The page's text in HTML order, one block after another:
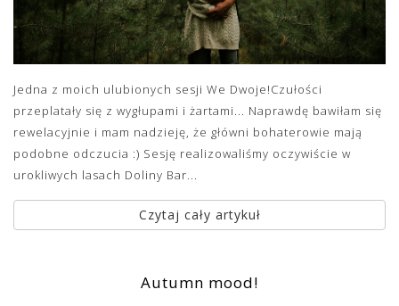
Jedna z moich ulubionych sesji We Dwoje!Czułości
przeplatały się z wygłupami i żartami... Naprawdę bawiłam się
rewelacyjnie i mam nadzieję, że główni bohaterowie mają
podobne odczucia :) Sesję realizowaliśmy oczywiście w
urokliwych lasach Doliny Bar...
Czytaj cały artykuł
Autumn mood!